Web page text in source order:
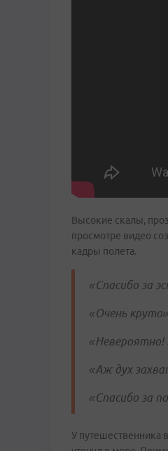
Высокие скалы,
просмотре видео
кадры полета.
«Спасибо за
«Очень
«Невероятно!
«Аж дух
«Спасибо за
У путешественника